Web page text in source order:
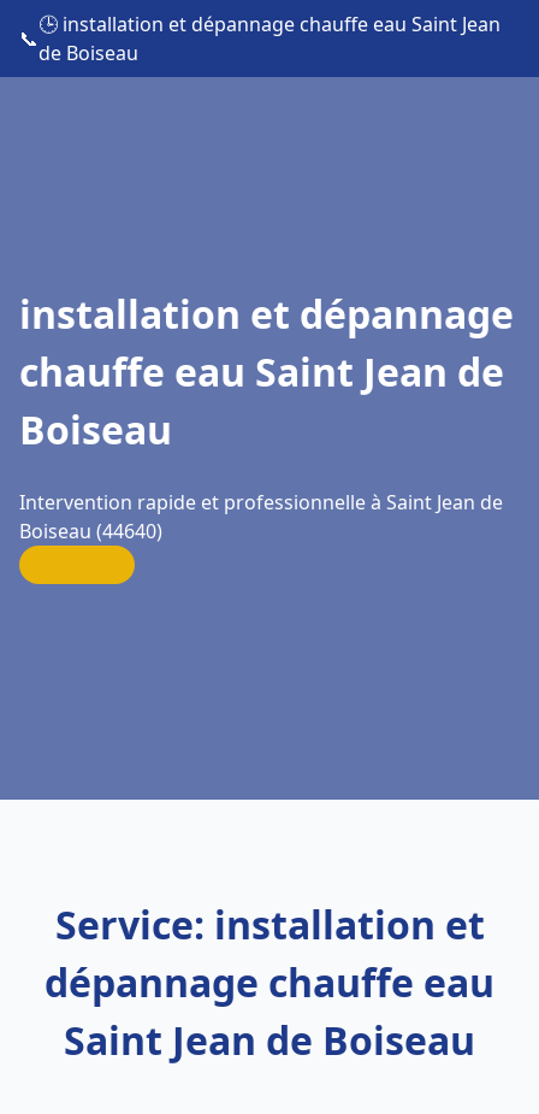
📞
🕒 installation et dépannage chauffe eau Saint Jean
de Boiseau
installation et dépannage
chauffe eau Saint Jean de
Boiseau
Intervention rapide et professionnelle à Saint Jean de
Boiseau (44640)
Service: installation et
dépannage chauffe eau
Saint Jean de Boiseau